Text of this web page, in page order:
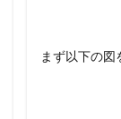
まず以下の図